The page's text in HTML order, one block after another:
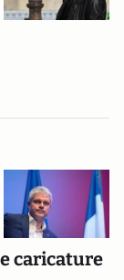
caricature